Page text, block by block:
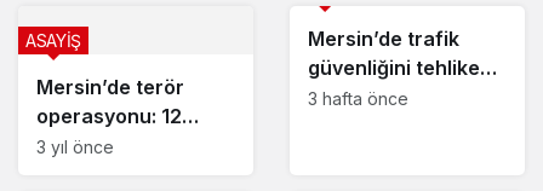
Mersin’de terör
operasyonu: 12
gözaltı
ASAYİŞ
3 yıl önce
Mersin’de trafik
güvenliğini tehlikeye
atan minibüs
3 hafta önce